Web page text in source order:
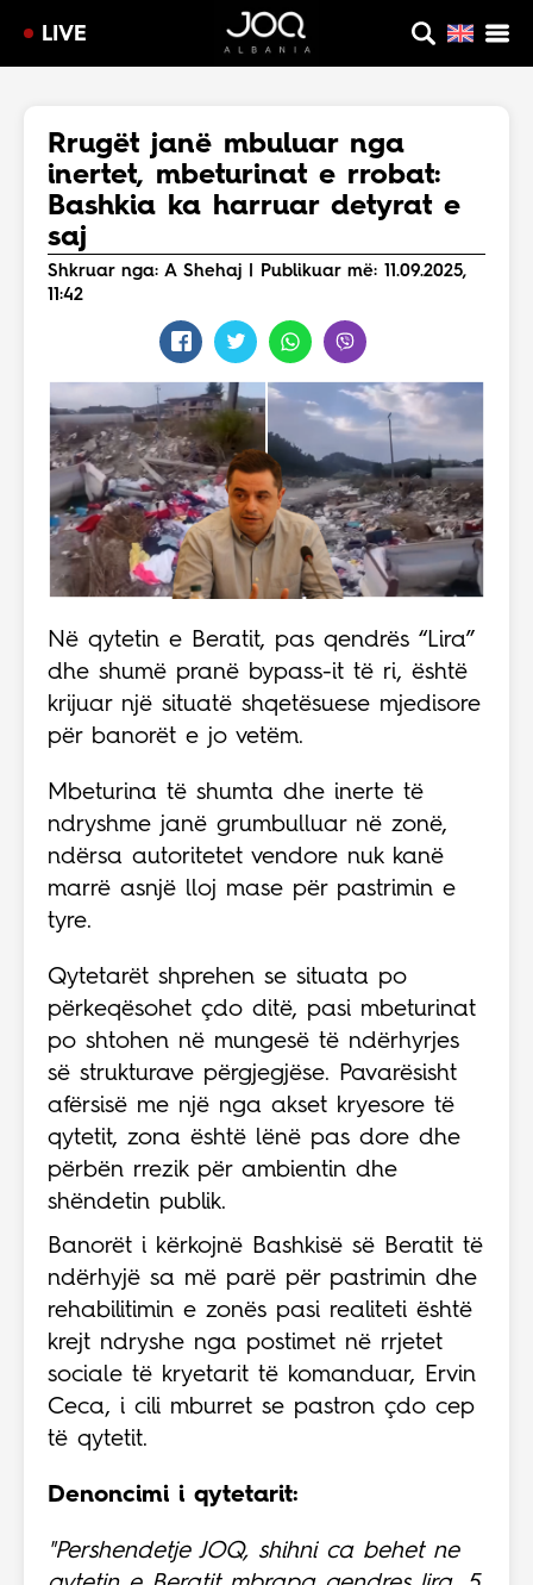
LIVE
Rrugët janë mbuluar nga
inertet, mbeturinat e rrobat:
Bashkia ka harruar detyrat e
saj
Shkruar nga: A Shehaj | Publikuar më: 11.09.2025,
11:42
Në qytetin e Beratit, pas qendrës “Lira”
dhe shumë pranë bypass-it të ri, është
krijuar një situatë shqetësuese mjedisore
për banorët e jo vetëm.
Mbeturina të shumta dhe inerte të
ndryshme janë grumbulluar në zonë,
ndërsa autoritetet vendore nuk kanë
marrë asnjë lloj mase për pastrimin e
tyre.
Qytetarët shprehen se situata po
përkeqësohet çdo ditë, pasi mbeturinat
po shtohen në mungesë të ndërhyrjes
së strukturave përgjegjëse. Pavarësisht
afërsisë me një nga akset kryesore të
qytetit, zona është lënë pas dore dhe
përbën rrezik për ambientin dhe
shëndetin publik.
Banorët i kërkojnë Bashkisë së Beratit të
ndërhyjë sa më parë për pastrimin dhe
rehabilitimin e zonës pasi realiteti është
krejt ndryshe nga postimet në rrjetet
sociale të kryetarit të komanduar, Ervin
Ceca, i cili mburret se pastron çdo cep
të qytetit.
Denoncimi i qytetarit:
"Pershendetje JOQ, shihni ca behet ne